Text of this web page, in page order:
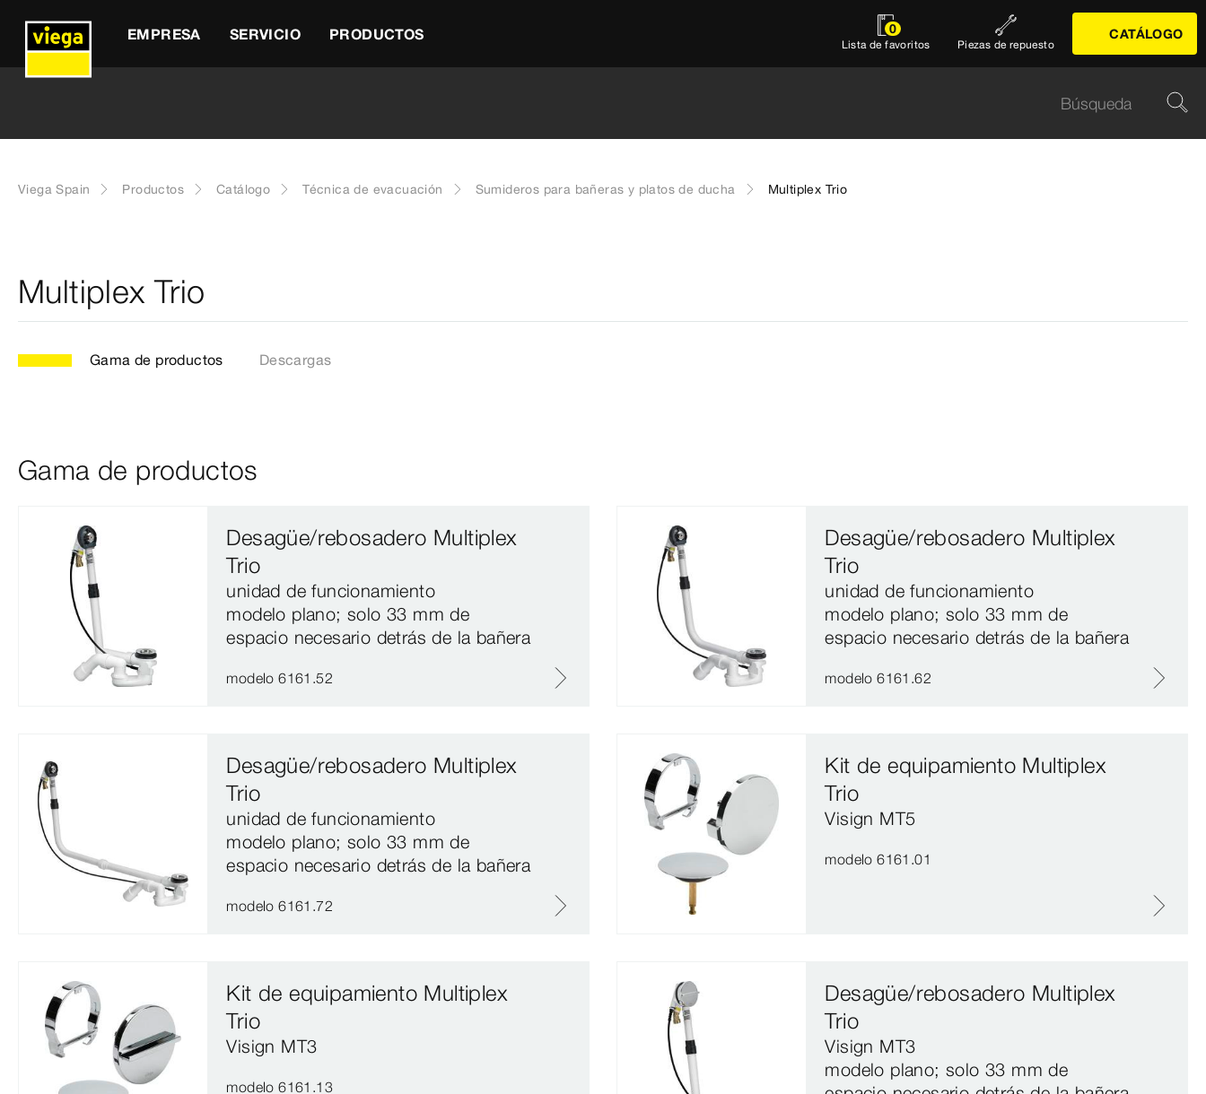
EMPRESA SERVICIO PRODUCTOS 0
Lista de favoritos Piezas de repuesto
CATÁLOGO
Viega Spain Productos Catálogo Técnica de evacuación Sumideros para bañeras y platos de ducha Multiplex Trio
Multiplex Trio
Gama de productos Descargas
Gama de productos
Desagüe/rebosadero Multiplex
Trio
unidad de funcionamiento
modelo plano; solo 33 mm de
espacio necesario detrás de la bañera
modelo 6161.52
Desagüe/rebosadero Multiplex
Trio
unidad de funcionamiento
modelo plano; solo 33 mm de
espacio necesario detrás de la bañera
modelo 6161.62
Desagüe/rebosadero Multiplex
Trio
unidad de funcionamiento
modelo plano; solo 33 mm de
espacio necesario detrás de la bañera
modelo 6161.72
Kit de equipamiento Multiplex
Trio
Visign MT5
modelo 6161.01
Kit de equipamiento Multiplex
Trio
Visign MT3
modelo 6161.13
Desagüe/rebosadero Multiplex
Trio
Visign MT3
modelo plano; solo 33 mm de